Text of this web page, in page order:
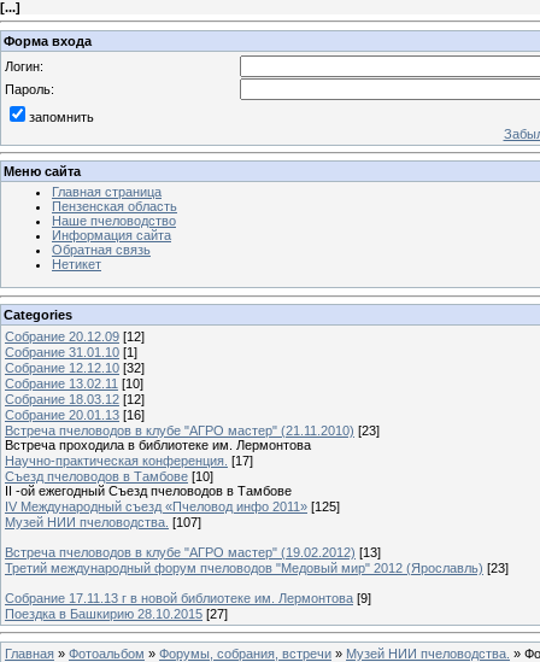
[...]
Форма входа
Логин:
Пароль:
запомнить
Меню сайта
Главная страница
Пензенская область
Наше пчеловодство
Информация сайта
Обратная связь
Нетикет
Categories
Собрание 20.12.09 [12]
Собрание 31.01.10 [1]
Собрание 12.12.10 [32]
Собрание 13.02.11 [10]
Собрание 18.03.12 [12]
Собрание 20.01.13 [16]
Встреча пчеловодов в клубе "АГРО мастер" (21.11.2010) [23]
Встреча проходила в библиотеке им. Лермонтова
Научно-практическая конференция. [17]
Съезд пчеловодов в Тамбове [10]
II -ой ежегодный Съезд пчеловодов в Тамбове
IV Международный съезд «Пчеловод инфо 2011» [125]
Музей НИИ пчеловодства. [107]
Встреча пчеловодов в клубе "АГРО мастер" (19.02.2012) [13]
Третий международный форум пчеловодов "Медовый мир" 2012 (Ярославль) [23]
Собрание 17.11.13 г в новой библиотеке им. Лермонтова [9]
Поездка в Башкирию 28.10.2015 [27]
Главная » Фотоальбом » Форумы, собрания, встречи » Музей НИИ пчеловодства. »